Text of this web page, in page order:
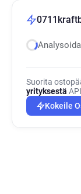
Suorita
yrityksestä
Kokeile